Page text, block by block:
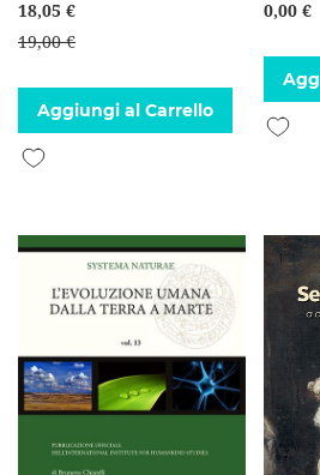
18,05 €
19,00 €
Aggiungi al Carrello
Aggiungi alla lista desideri
0,00 €